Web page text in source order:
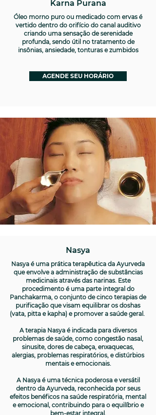
Karna Purana
Óleo morno puro ou medicado com ervas é
vertido dentro do orifício do canal auditivo
criando uma sensação de serenidade
profunda, sendo útil no tratamento de
insônias, ansiedade, tonturas e zumbidos
AGENDE SEU HORÁRIO
Nasya
Nasya é uma prática terapêutica da Ayurveda
que envolve a administração de substâncias
medicinais através das narinas. Este
procedimento é uma parte integral do
Panchakarma, o conjunto de cinco terapias de
purificação que visam equilibrar os doshas
(vata, pitta e kapha) e promover a saúde geral.
A terapia Nasya é indicada para diversos
problemas de saúde, como congestão nasal,
sinusite, dores de cabeça, enxaquecas,
alergias, problemas respiratórios, e distúrbios
mentais e emocionais.
A Nasya é uma técnica poderosa e versátil
dentro da Ayurveda, reconhecida por seus
efeitos benéficos na saúde respiratória, mental
e emocional, contribuindo para o equilíbrio e
bem-estar integral.